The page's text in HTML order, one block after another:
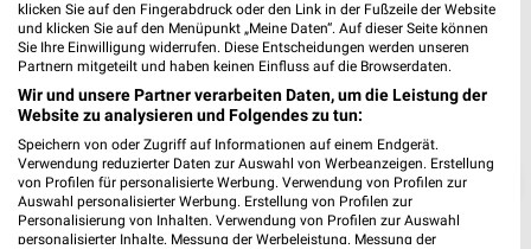
klicken Sie auf den Fingerabdruck oder den Link in der Fußzeile der Website
und klicken Sie auf den Menüpunkt „Meine Daten“. Auf dieser Seite können
Sie Ihre Einwilligung widerrufen. Diese Entscheidungen werden unseren
Partnern mitgeteilt und haben keinen Einfluss auf die Browserdaten.
Wir und unsere Partner verarbeiten Daten, um die Leistung der
Website zu analysieren und Folgendes zu tun:
Speichern von oder Zugriff auf Informationen auf einem Endgerät.
Verwendung reduzierter Daten zur Auswahl von Werbeanzeigen. Erstellung
von Profilen für personalisierte Werbung. Verwendung von Profilen zur
Auswahl personalisierter Werbung. Erstellung von Profilen zur
Personalisierung von Inhalten. Verwendung von Profilen zur Auswahl
personalisierter Inhalte. Messung der Werbeleistung. Messung der